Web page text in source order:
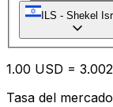
ILS - Shekel
1.00 USD = 3.00
Tasa del